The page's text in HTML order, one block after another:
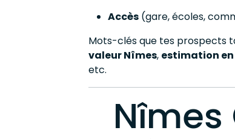
Accès (gare, écoles,
Mots-clés que tes prospects
valeur Nîmes, estimation
etc.
Nîmes